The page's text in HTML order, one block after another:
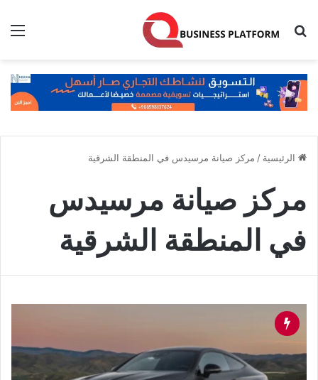
بحث عن
الرئيسية / مركز صيانة مرسيدس في المنطقة الشرقية
مركز صيانة مرسيدس
في المنطقة الشرقية